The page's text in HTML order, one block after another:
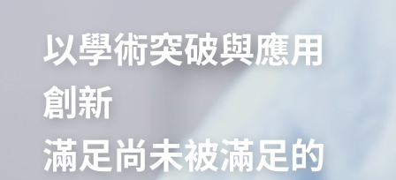
以學術突破與應用
創新
滿足尚未被滿足的